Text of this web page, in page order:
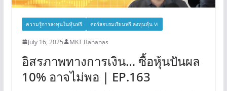
ความรู้การลงทุนในหุ้นฟรี คอร์สอบรมเรียนฟรี ลงทุนหุ้น VI
July 16, 2025 MKT Bananas
อิสรภาพทางการเงิน… ซื้อหุ้นปันผล
10% อาจไม่พอ | EP.163